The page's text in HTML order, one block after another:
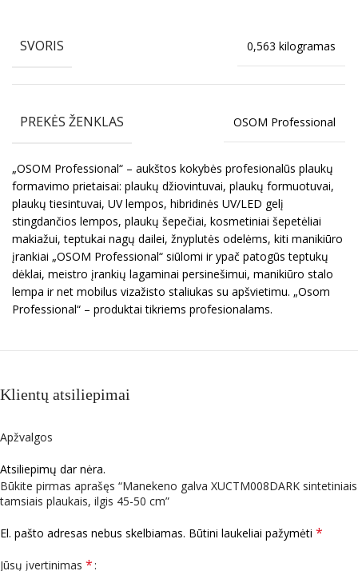
SVORIS 0,563 kilogramas
PREKĖS ŽENKLAS OSOM Professional
„OSOM Professional“ – aukštos kokybės profesionalūs plaukų
formavimo prietaisai: plaukų džiovintuvai, plaukų formuotuvai,
plaukų tiesintuvai, UV lempos, hibridinės UV/LED gelį
stingdančios lempos, plaukų šepečiai, kosmetiniai šepetėliai
makiažui, teptukai nagų dailei, žnyplutės odelėms, kiti manikiūro
įrankiai „OSOM Professional“ siūlomi ir ypač patogūs teptukų
dėklai, meistro įrankių lagaminai persinešimui, manikiūro stalo
lempa ir net mobilus vizažisto staliukas su apšvietimu. „Osom
Professional“ – produktai tikriems profesionalams.
Klientų atsiliepimai
Apžvalgos
Atsiliepimų dar nėra.
Būkite pirmas aprašęs “Manekeno galva XUCTM008DARK sintetiniais
tamsiais plaukais, ilgis 45-50 cm”
El. pašto adresas nebus skelbiamas. Būtini laukeliai pažymėti *
Jūsų įvertinimas *